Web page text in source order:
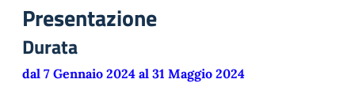
Presentazione
Durata
dal 7 Gennaio 2024 al 31 Maggio 2024